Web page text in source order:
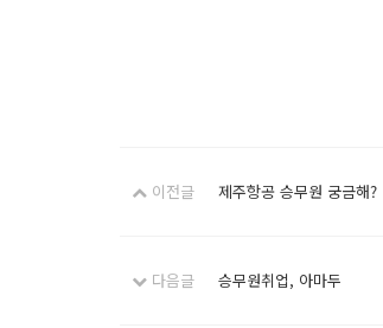
이전글 제주항공 승무원 궁금해?
다음글 승무원취업, 아마두